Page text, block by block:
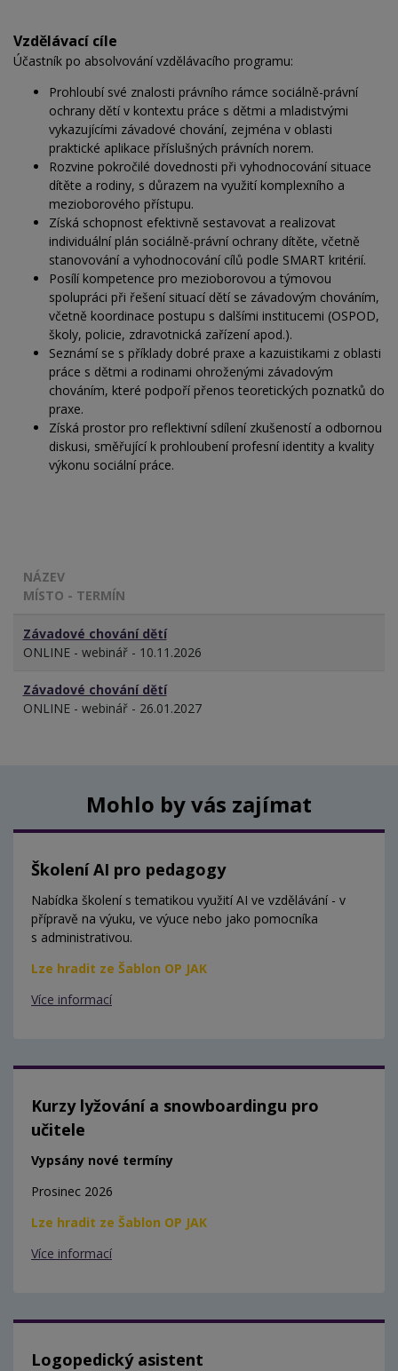
Vzdělávací cíle
Účastník po absolvování vzdělávacího programu:
Prohloubí své znalosti právního rámce sociálně-právní
ochrany dětí v kontextu práce s dětmi a mladistvými
vykazujícími závadové chování, zejména v oblasti
praktické aplikace příslušných právních norem.
Rozvine pokročilé dovednosti při vyhodnocování situace
dítěte a rodiny, s důrazem na využití komplexního a
mezioborového přístupu.
Získá schopnost efektivně sestavovat a realizovat
individuální plán sociálně-právní ochrany dítěte, včetně
stanovování a vyhodnocování cílů podle SMART kritérií.
Posílí kompetence pro mezioborovou a týmovou
spolupráci při řešení situací dětí se závadovým chováním,
včetně koordinace postupu s dalšími institucemi (OSPOD,
školy, policie, zdravotnická zařízení apod.).
Seznámí se s příklady dobré praxe a kazuistikami z oblasti
práce s dětmi a rodinami ohroženými závadovým
chováním, které podpoří přenos teoretických poznatků do
praxe.
Získá prostor pro reflektivní sdílení zkušeností a odbornou
diskusi, směřující k prohloubení profesní identity a kvality
výkonu sociální práce.
NÁZEV
MÍSTO - TERMÍN
Závadové chování dětí
ONLINE - webinář - 10.11.2026
Závadové chování dětí
ONLINE - webinář - 26.01.2027
Mohlo by vás zajímat
Školení AI pro pedagogy
Nabídka školení s tematikou využití AI ve vzdělávání - v
přípravě na výuku, ve výuce nebo jako pomocníka
s administrativou.
Lze hradit ze Šablon OP JAK
Více informací
Kurzy lyžování a snowboardingu pro
učitele
Vypsány nové termíny
Prosinec 2026
Lze hradit ze Šablon OP JAK
Více informací
Logopedický asistent